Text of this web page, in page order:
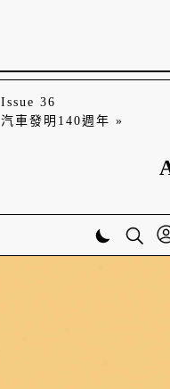
Issue 36
汽車發明140週年 »